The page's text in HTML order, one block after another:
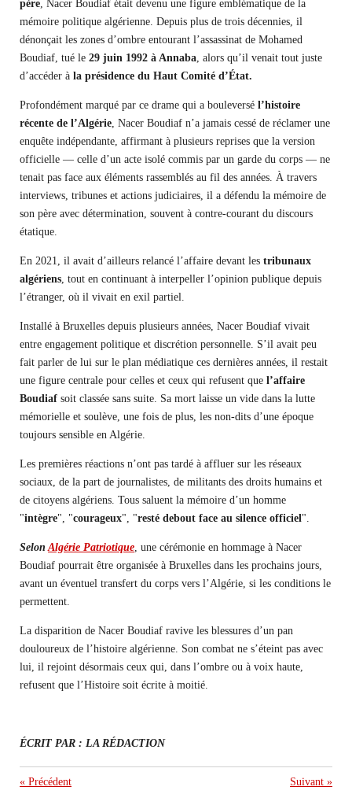
père, Nacer Boudiaf était devenu une figure emblématique de la
mémoire politique algérienne. Depuis plus de trois décennies, il
dénonçait les zones d’ombre entourant l’assassinat de Mohamed
Boudiaf, tué le 29 juin 1992 à Annaba, alors qu’il venait tout juste
d’accéder à la présidence du Haut Comité d’État.
Profondément marqué par ce drame qui a bouleversé l’histoire
récente de l’Algérie, Nacer Boudiaf n’a jamais cessé de réclamer une
enquête indépendante, affirmant à plusieurs reprises que la version
officielle — celle d’un acte isolé commis par un garde du corps — ne
tenait pas face aux éléments rassemblés au fil des années. À travers
interviews, tribunes et actions judiciaires, il a défendu la mémoire de
son père avec détermination, souvent à contre-courant du discours
étatique.
En 2021, il avait d’ailleurs relancé l’affaire devant les tribunaux
algériens, tout en continuant à interpeller l’opinion publique depuis
l’étranger, où il vivait en exil partiel.
Installé à Bruxelles depuis plusieurs années, Nacer Boudiaf vivait
entre engagement politique et discrétion personnelle. S’il avait peu
fait parler de lui sur le plan médiatique ces dernières années, il restait
une figure centrale pour celles et ceux qui refusent que l’affaire
Boudiaf soit classée sans suite. Sa mort laisse un vide dans la lutte
mémorielle et soulève, une fois de plus, les non-dits d’une époque
toujours sensible en Algérie.
Les premières réactions n’ont pas tardé à affluer sur les réseaux
sociaux, de la part de journalistes, de militants des droits humains et
de citoyens algériens. Tous saluent la mémoire d’un homme
"intègre", "courageux", "resté debout face au silence officiel".
SelonAlgérie Patriotique, une cérémonie en hommage à Nacer
Boudiaf pourrait être organisée à Bruxelles dans les prochains jours,
avant un éventuel transfert du corps vers l’Algérie, si les conditions le
permettent.
La disparition de Nacer Boudiaf ravive les blessures d’un pan
douloureux de l’histoire algérienne. Son combat ne s’éteint pas avec
lui, il rejoint désormais ceux qui, dans l’ombre ou à voix haute,
refusent que l’Histoire soit écrite à moitié.
ÉCRIT PAR : LA RÉDACTION
« Précédent Suivant »